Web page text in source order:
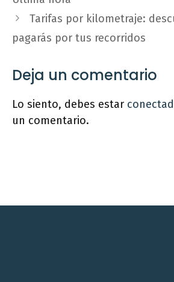
Tarifas por kilometraje:
pagarás por tus recorridos
Deja un comentario
Lo siento, debes estar
un comentario.